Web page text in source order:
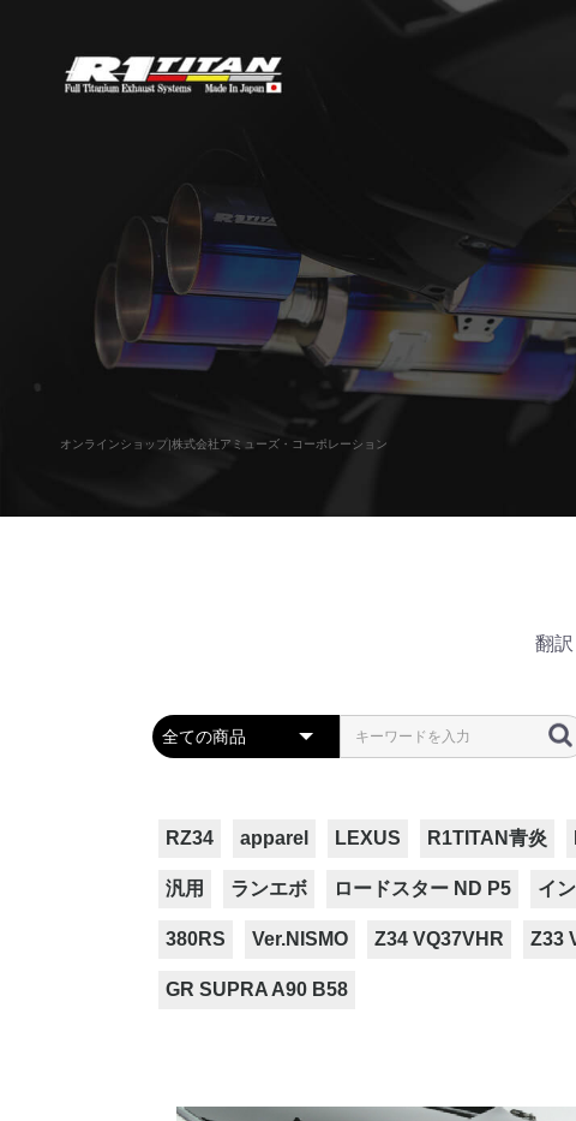
オンラインショップ|株式会社アミューズ・コーポレーション
翻訳
RZ34 apparel LEXUS R1TITAN青炎
汎用 ランエボ ロードスター ND P5 イ
380RS Ver.NISMO Z34 VQ37VHR Z33
GR SUPRA A90 B58